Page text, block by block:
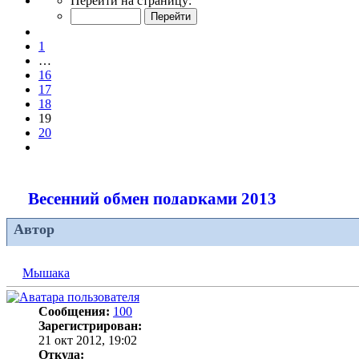
20
1
…
16
17
18
19
20
Весенний обмен подарками 2013
Автор
Мышака
Сообщения: 100
Зарегистрирован:
21 окт 2012, 19:02
Откуда: